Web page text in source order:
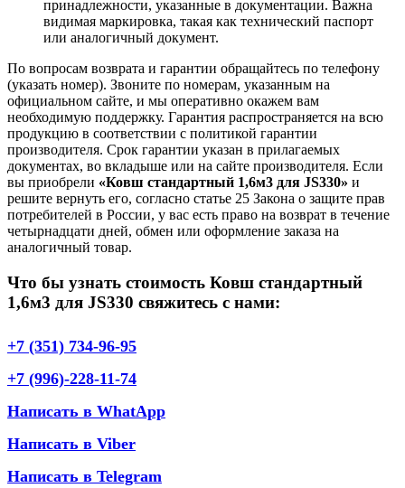
принадлежности, указанные в документации. Важна
видимая маркировка, такая как технический паспорт
или аналогичный документ.
По вопросам возврата и гарантии обращайтесь по телефону
(указать номер). Звоните по номерам, указанным на
официальном сайте, и мы оперативно окажем вам
необходимую поддержку. Гарантия распространяется на всю
продукцию в соответствии с политикой гарантии
производителя. Срок гарантии указан в прилагаемых
документах, во вкладыше или на сайте производителя. Если
вы приобрели «Ковш стандартный 1,6м3 для JS330» и
решите вернуть его, согласно статье 25 Закона о защите прав
потребителей в России, у вас есть право на возврат в течение
четырнадцати дней, обмен или оформление заказа на
аналогичный товар.
Что бы узнать стоимость Ковш стандартный
1,6м3 для JS330 свяжитесь с нами:
+7 (351) 734-96-95
+7 (996)-228-11-74
Написать в WhatApp
Написать в Viber
Написать в Telegram